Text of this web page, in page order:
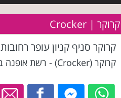
קרוקר | Crocker
קרוקר סניף קניון עופר רחובות
קרוקר (Crocker) - רשת אופנה בפריסה ארצית.